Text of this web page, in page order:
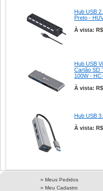
Hub USB
Preto -
À vista:
Hub USB
Cartão SD
100W -
À vista: R$
Hub USB
À vista:
» Meus Pedidos
» Meu Cadastro